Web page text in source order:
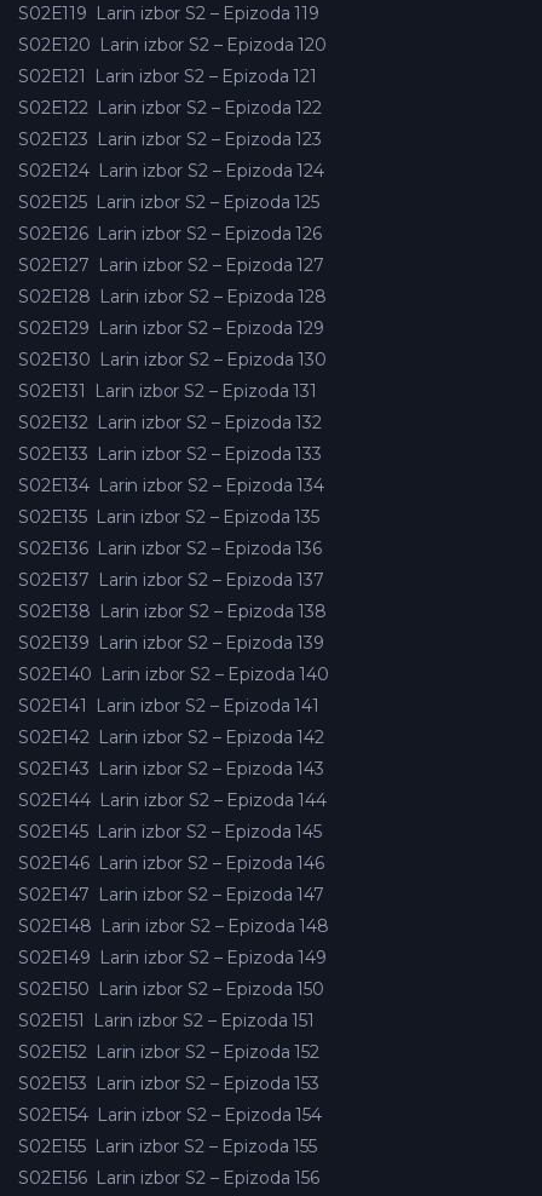
S02E119 Larin izbor S2 – Epizoda 119
S02E120 Larin izbor S2 – Epizoda 120
S02E121
Larin izbor S2 – Epizoda 121
S02E122 Larin izbor S2 – Epizoda 122
S02E123 Larin izbor S2 – Epizoda 123
S02E124 Larin izbor S2 – Epizoda 124
S02E125 Larin izbor S2 – Epizoda 125
S02E126 Larin izbor S2 – Epizoda 126
S02E127 Larin izbor S2 – Epizoda 127
S02E128 Larin izbor S2 – Epizoda 128
S02E129 Larin izbor S2 – Epizoda 129
S02E130 Larin izbor S2 – Epizoda 130
S02E131
Larin izbor S2 – Epizoda 131
S02E132 Larin izbor S2 – Epizoda 132
S02E133 Larin izbor S2 – Epizoda 133
S02E134 Larin izbor S2 – Epizoda 134
S02E135 Larin izbor S2 – Epizoda 135
S02E136 Larin izbor S2 – Epizoda 136
S02E137 Larin izbor S2 – Epizoda 137
S02E138 Larin izbor S2 – Epizoda 138
S02E139 Larin izbor S2 – Epizoda 139
S02E140 Larin izbor S2 – Epizoda 140
S02E141
Larin izbor S2 – Epizoda 141
S02E142 Larin izbor S2 – Epizoda 142
S02E143 Larin izbor S2 – Epizoda 143
S02E144 Larin izbor S2 – Epizoda 144
S02E145 Larin izbor S2 – Epizoda 145
S02E146 Larin izbor S2 – Epizoda 146
S02E147 Larin izbor S2 – Epizoda 147
S02E148 Larin izbor S2 – Epizoda 148
S02E149 Larin izbor S2 – Epizoda 149
S02E150 Larin izbor S2 – Epizoda 150
S02E151
Larin izbor S2 – Epizoda 151
S02E152 Larin izbor S2 – Epizoda 152
S02E153 Larin izbor S2 – Epizoda 153
S02E154 Larin izbor S2 – Epizoda 154
S02E155 Larin izbor S2 – Epizoda 155
S02E156 Larin izbor S2 – Epizoda 156